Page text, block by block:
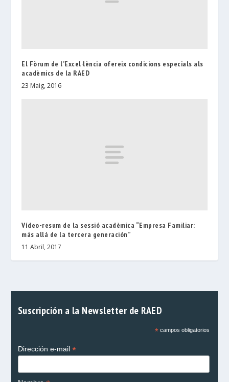
El Fòrum de l’Excel·lència ofereix condicions especials als
acadèmics de la RAED
23 Maig, 2016
Vídeo-resum de la sessió acadèmica “Empresa Familiar:
más allá de la tercera generación”
11 Abril, 2017
Suscripción a la Newsletter de RAED
*campos obligatorios
Dirección e-mail *